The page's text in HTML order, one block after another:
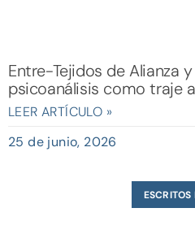
Entre-Tejidos de Alianza
psicoanálisis como traje
LEER ARTÍCULO »
25 de junio, 2026